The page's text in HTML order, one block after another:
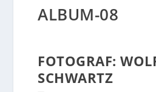
ALBUM-08
FOTOGRAF:
SCHWARTZ